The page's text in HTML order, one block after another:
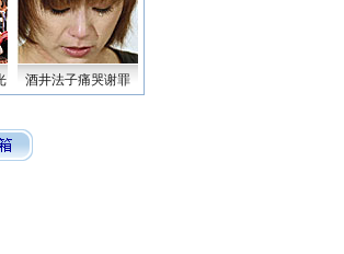
酒井法子痛哭谢罪